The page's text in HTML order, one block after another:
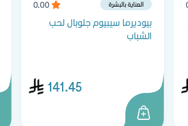
العناية بالبشرة
بيوديرما سيبيوم جلوبال لحب
الشباب
141.45